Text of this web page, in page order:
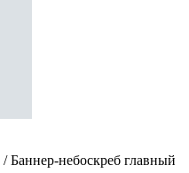
/ Баннер-небоскреб главный